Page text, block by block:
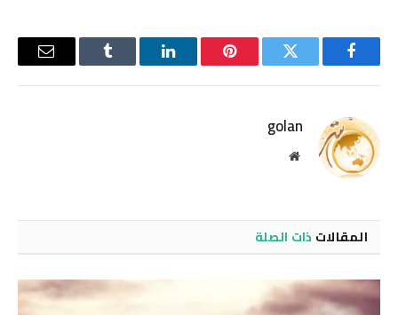
فيسبوك تويتر بينتيريستلينكدإن Tumblr
البريد
golan
موقع
المقالات ذات الصلة